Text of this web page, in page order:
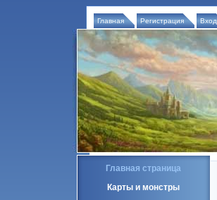
Главная Регистрация Вход
Главная страница
Карты и монстры